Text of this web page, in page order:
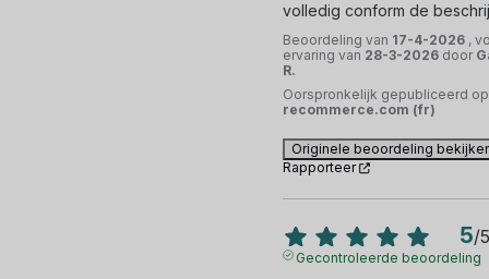
volledig conform de
Beoordeling van 17-4-2026 ,
ervaring van 28-3-2026 door
R.
Oorspronkelijk gepubliceerd op
recommerce.com (fr)
Originele beoordeling
Rapporteer
5/5
Gecontroleerde beoordeling